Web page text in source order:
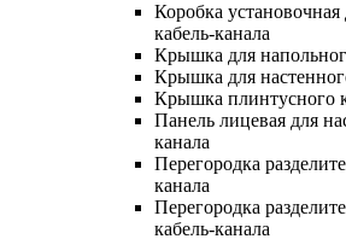
Коробка
кабель-канала
Крышка для
Крышка для
Крышка плинтусного
Панель лицевая для
канала
Перегородка
канала
Перегородка
кабель-канала